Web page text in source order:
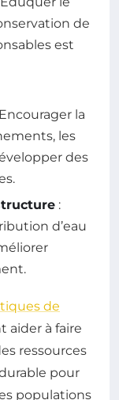
de
est
la
les
des
:
d’eau
de
aider à faire
ressources
pour
populations